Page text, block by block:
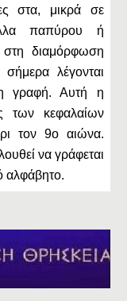
στα, μικρά σε
παπύρου ή
διαμόρφωση
λέγονται
γραφή. Αυτή η
των κεφαλαίων
τον 9ο αιώνα.
να γράφεται
αλφάβητο.